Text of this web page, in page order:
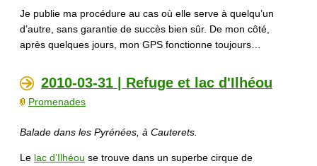
Je publie ma procédure au cas où elle serve à quelqu’un
d’autre, sans garantie de succès bien sûr. De mon côté,
après quelques jours, mon GPS fonctionne toujours…
2010-03-31 | Refuge et lac d'Ilhéou
Promenades
Balade dans les Pyrénées, à Cauterets.
Le lac d’Ilhéou se trouve dans un superbe cirque de